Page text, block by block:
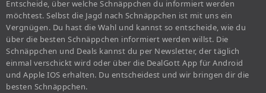
Entscheide, über welche Schnäppchen du informiert werden
möchtest. Selbst die Jagd nach Schnäppchen ist mit uns ein
Vergnügen. Du hast die Wahl und kannst so entscheide, wie du
über die besten Schnäppchen informiert werden willst. Die
Schnäppchen und Deals kannst du per Newsletter, der täglich
einmal verschickt wird oder über die DealGott App für Android
und Apple IOS erhalten. Du entscheidest und wir bringen dir die
besten Schnäppchen.